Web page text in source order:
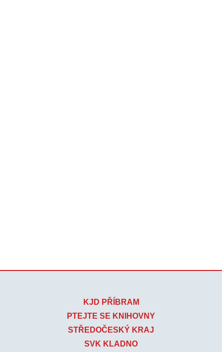
KJD PŘÍBRAM
PTEJTE SE KNIHOVNY
STŘEDOČESKÝ KRAJ
SVK KLADNO